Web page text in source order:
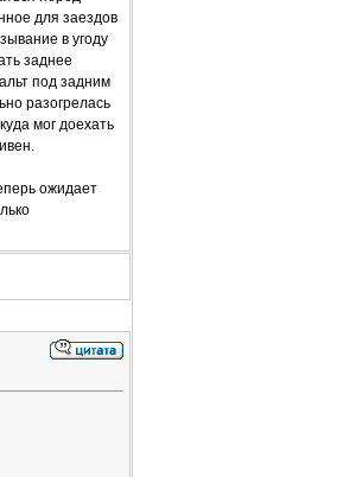
для заездов
в угоду
заднее
под задним
разогрелась
мог доехать
ожидает